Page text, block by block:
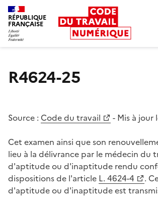
RÉPUBLIQUE
FRANÇAISE
R4624-25
Source : Code du travail - Mis à jour
Cet examen ainsi que son
lieu à la délivrance par le médecin du
d'aptitude ou d'inaptitude rendu
dispositions de l'article L. 4624-4
.
d'aptitude ou d'inaptitude est